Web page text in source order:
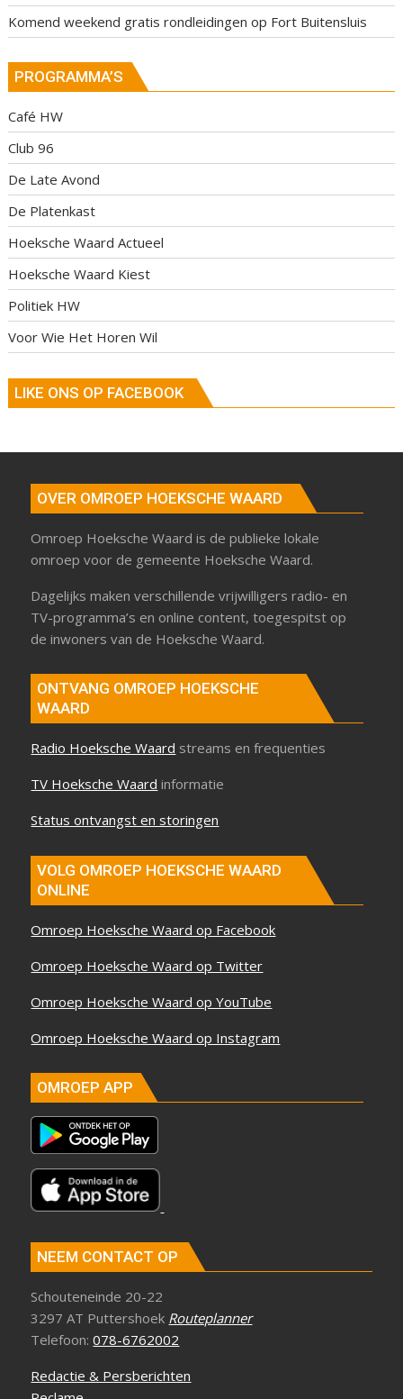
Komend weekend gratis rondleidingen op Fort Buitensluis
PROGRAMMA’S
Café HW
Club 96
De Late Avond
De Platenkast
Hoeksche Waard Actueel
Hoeksche Waard Kiest
Politiek HW
Voor Wie Het Horen Wil
LIKE ONS OP FACEBOOK
OVER OMROEP HOEKSCHE WAARD
Omroep Hoeksche Waard is de publieke lokale
omroep voor de gemeente Hoeksche Waard.
Dagelijks maken verschillende vrijwilligers radio- en
TV-programma’s en online content, toegespitst op
de inwoners van de Hoeksche Waard.
ONTVANG OMROEP HOEKSCHE
WAARD
Radio Hoeksche Waard streams en frequenties
TV Hoeksche Waard informatie
Status ontvangst en storingen
VOLG OMROEP HOEKSCHE WAARD
ONLINE
Omroep Hoeksche Waard op Facebook
Omroep Hoeksche Waard op Twitter
Omroep Hoeksche Waard op YouTube
Omroep Hoeksche Waard op Instagram
OMROEP APP
NEEM CONTACT OP
Schouteneinde 20-22
3297 AT Puttershoek Routeplanner
Telefoon:078-6762002
Redactie & Persberichten